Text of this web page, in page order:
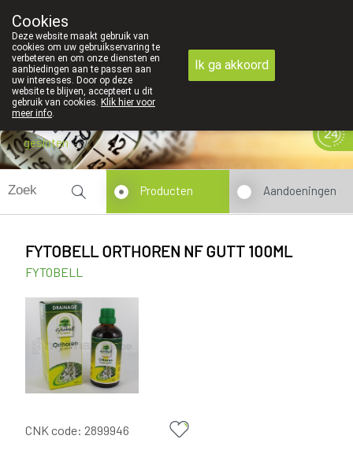
gesloten
Producten Aandoeningen
FYTOBELL ORTHOREN NF GUTT 100ML
FYTOBELL
CNK code: 2899946
Cookies
Deze website maakt gebruik van
cookies om uw gebruikservaring te
verbeteren en om onze diensten en
aanbiedingen aan te passen aan
uw interesses. Door op deze
website te blijven, accepteert u dit
gebruik van cookies. Klik hier voor
meer info.
Ik ga akkoord